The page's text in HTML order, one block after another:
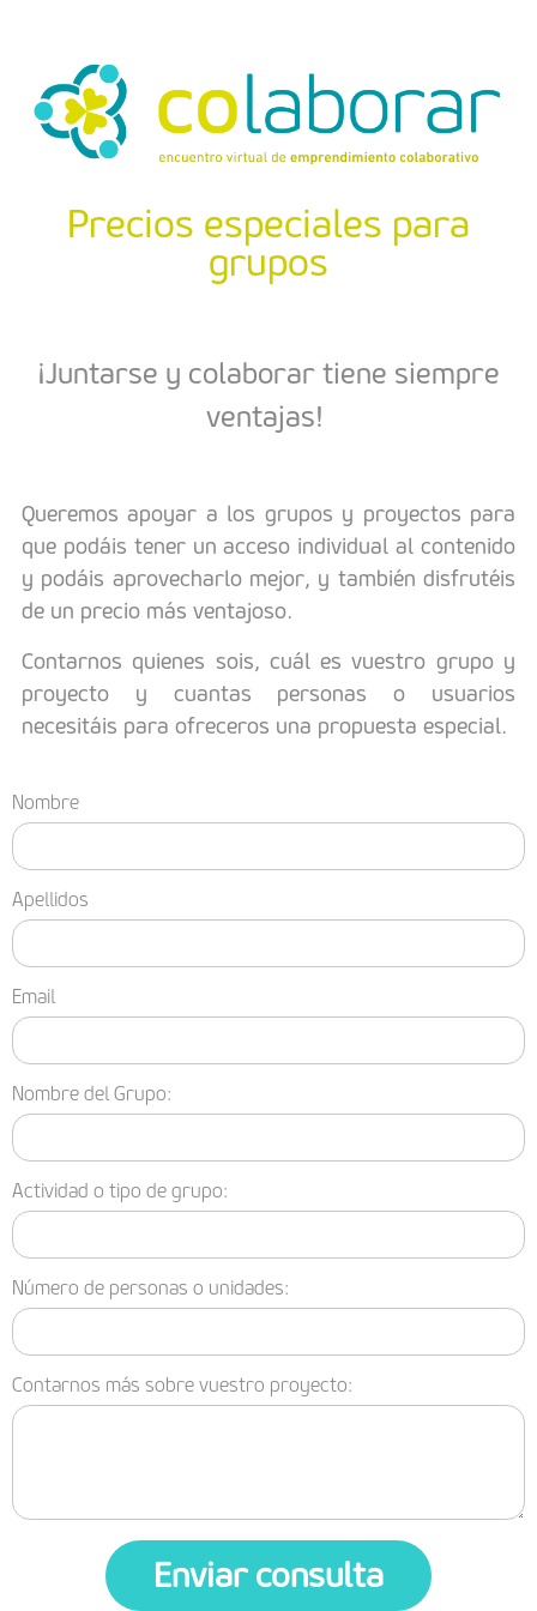
Precios especiales para
grupos
¡Juntarse y colaborar tiene siempre
ventajas!
Queremos apoyar a los grupos y proyectos para
que podáis tener un acceso individual al contenido
y podáis aprovecharlo mejor, y también disfrutéis
de un precio más ventajoso.
Contarnos quienes sois, cuál es vuestro grupo y
proyecto y cuantas personas o usuarios
necesitáis para ofreceros una propuesta especial.
Nombre
Apellidos
Email
Nombre del Grupo:
Actividad o tipo de grupo:
Número de personas o unidades:
Contarnos más sobre vuestro proyecto:
Enviar consulta